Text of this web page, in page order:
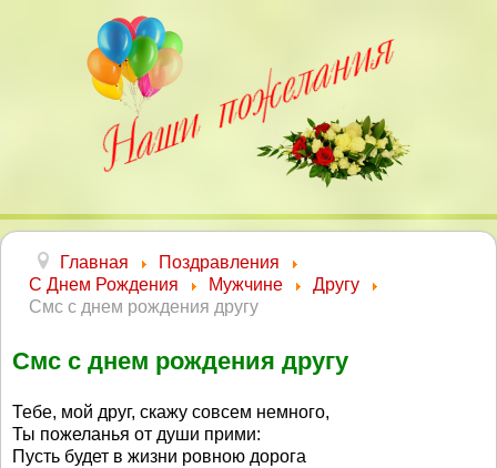
Главная
Поздравления
С Днем Рождения
Мужчине
Другу
Смс с днем рождения другу
Смс с днем рождения другу
Тебе, мой друг, скажу совсем немного,
Ты пожеланья от души прими:
Пусть будет в жизни ровною дорога